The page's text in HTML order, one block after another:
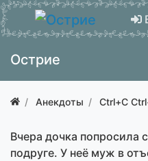
Острие
Анекдоты Ctrl+C
Вчера дочка попросила
подруге. У неё муж в